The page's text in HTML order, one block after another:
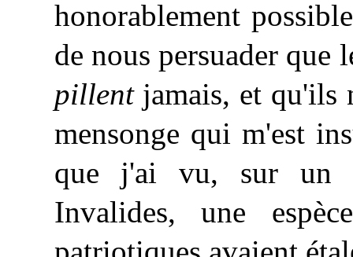
honorablement
de nous persuader que
pillentjamais, et qu'ils
mensonge qui m'est
que j'ai vu, sur un
Invalides, une